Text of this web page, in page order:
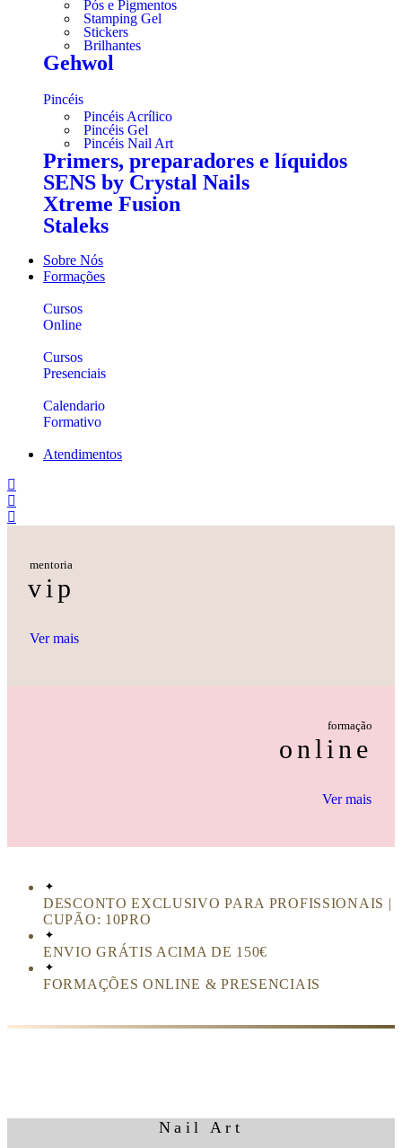
Pós e Pigmentos
Stamping Gel
Stickers
Brilhantes
Gehwol
Pincéis
Pincéis Acrílico
Pincéis Gel
Pincéis Nail Art
Primers, preparadores e líquidos
SENS by Crystal Nails
Xtreme Fusion
Staleks
Sobre Nós
Formações
Cursos
Online
Cursos
Presenciais
Calendario
Formativo
Atendimentos
mentoria
vip
Ver mais
formação
online
Ver mais
DESCONTO EXCLUSIVO PARA PROFISSIONAIS |
CUPÃO: 10PRO
ENVIO GRÁTIS ACIMA DE 150€
FORMAÇÕES ONLINE & PRESENCIAIS
Nail Art